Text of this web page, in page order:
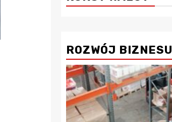
ROZWÓJ BIZNESU